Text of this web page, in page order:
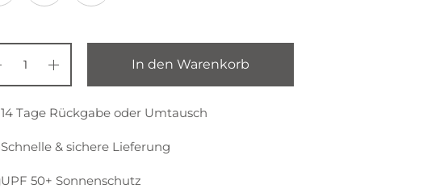
In den Warenkorb
14 Tage Rückgabe oder Umtausch
Schnelle & sichere Lieferung
UPF 50+ Sonnenschutz